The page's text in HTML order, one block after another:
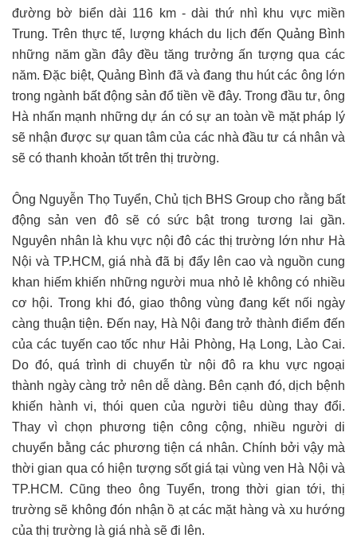
đường bờ biển dài 116 km - dài thứ nhì khu vực miền
Trung. Trên thực tế, lượng khách du lịch đến Quảng Bình
những năm gần đây đều tăng trưởng ấn tượng qua các
năm. Đặc biệt, Quảng Bình đã và đang thu hút các ông lớn
trong ngành bất động sản đổ tiền về đây. Trong đầu tư, ông
Hà nhấn mạnh những dự án có sự an toàn về mặt pháp lý
sẽ nhận được sự quan tâm của các nhà đầu tư cá nhân và
sẽ có thanh khoản tốt trên thị trường.
Ông Nguyễn Thọ Tuyển, Chủ tịch BHS Group cho rằng bất
động sản ven đô sẽ có sức bật trong tương lai gần.
Nguyên nhân là khu vực nội đô các thị trường lớn như Hà
Nội và TP.HCM, giá nhà đã bị đẩy lên cao và nguồn cung
khan hiếm khiến những người mua nhỏ lẻ không có nhiều
cơ hội. Trong khi đó, giao thông vùng đang kết nối ngày
càng thuận tiện. Đến nay, Hà Nội đang trở thành điểm đến
của các tuyến cao tốc như Hải Phòng, Hạ Long, Lào Cai.
Do đó, quá trình di chuyển từ nội đô ra khu vực ngoại
thành ngày càng trở nên dễ dàng. Bên cạnh đó, dịch bệnh
khiến hành vi, thói quen của người tiêu dùng thay đổi.
Thay vì chọn phương tiện công cộng, nhiều người di
chuyển bằng các phương tiện cá nhân. Chính bởi vậy mà
thời gian qua có hiện tượng sốt giá tại vùng ven Hà Nội và
TP.HCM. Cũng theo ông Tuyển, trong thời gian tới, thị
trường sẽ không đón nhận ồ ạt các mặt hàng và xu hướng
của thị trường là giá nhà sẽ đi lên.